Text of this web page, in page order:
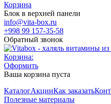
Корзина
Блок в верхней панели
info@vita-box.ru
+998 99 157-35-58
Обратный звонок
Корзина:
Оформить
Ваша корзина пуста
КаталогАкцииКак заказать
Полезные материалы